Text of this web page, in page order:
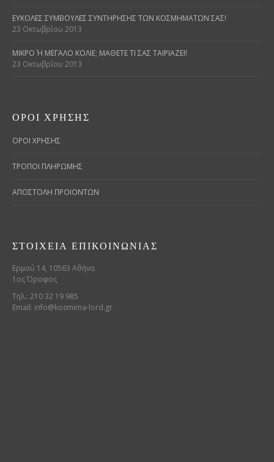
ΕΎΚΟΛΕΣ ΣΥΜΒΟΥΛΈΣ ΣΥΝΤΉΡΗΣΗΣ ΤΩΝ ΚΟΣΜΗΜΆΤΩΝ ΣΑΣ!
23 Οκτωβρίου 2013
ΜΙΚΡΌ Ή ΜΕΓΆΛΟ ΚΟΛΙΈ; ΜΆΘΕΤΕ ΤΙ ΣΑΣ ΤΑΙΡΙΆΖΕΙ!
23 Οκτωβρίου 2013
ΌΡΟΙ ΧΡΉΣΗΣ
ΟΡΟΙ ΧΡΗΣΗΣ
ΤΡΟΠΟΙ ΠΛΗΡΩΜΗΣ
ΑΠΟΣΤΟΛΗ ΠΡΟΙΟΝΤΩΝ
ΣΤΟΙΧΕΊΑ ΕΠΙΚΟΙΝΩΝΊΑΣ
Ερμού 14, 10563 Αθήνα
1ος Όροφος
Τηλ.: 210 32 19 985
Email: info@kosmima-lord.gr